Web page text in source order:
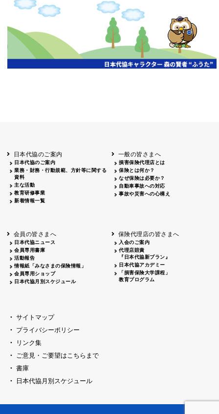
日本代協のご案内
日本代協のご案内
業務・財務・行動規範、方針等に関する
資料
主な活動
教育研修事業
新着情報一覧
一般の皆さまへ
損害保険代理店とは
保険とは何か？
なぜ保険は必要か？
自動車事故への対応
事故や災害への心構え
会員の皆さまへ
日本代協ニュース
会員専用書庫
活動報告
情報紙「みなさまの保険情報」
会員専用ショップ
日本代協月別スケジュール
保険代理店の皆さまへ
入会のご案内
代理店賠責
『日本代協新プラン』
日本代協アカデミー
「損害保険大学課程」
教育プログラム
サイトマップ
プライバシーポリシー
リンク集
ご意見・ご要望はこちらまで
書庫
日本代協月別スケジュール